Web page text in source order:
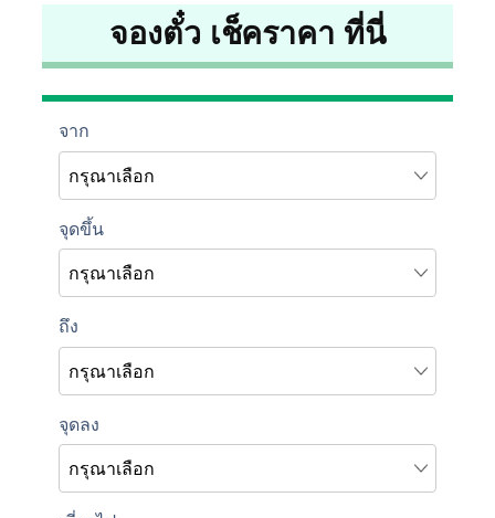
จองตั๋ว เช็คราคา ที่นี่